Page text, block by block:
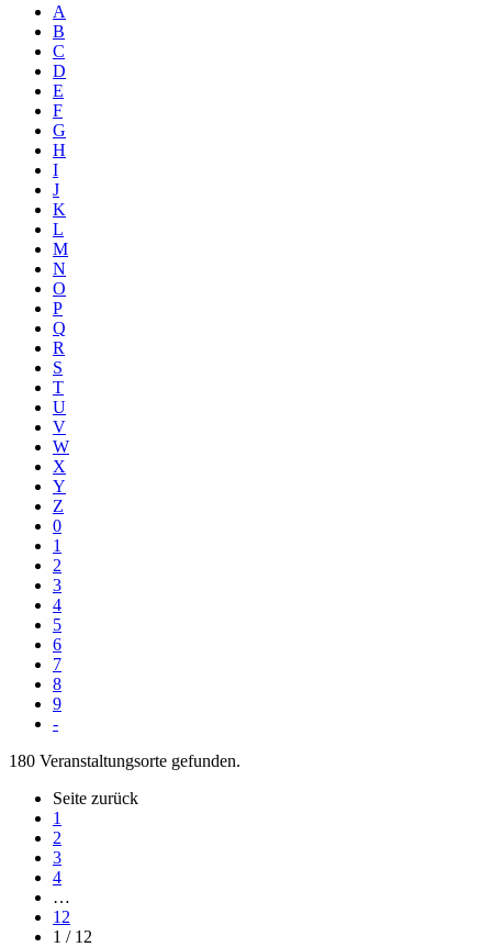
A
B
C
D
E
F
G
H
I
J
K
L
M
N
O
P
Q
R
S
T
U
V
W
X
Y
Z
0
1
2
3
4
5
6
7
8
9
-
180 Veranstaltungsorte gefunden.
Seite zurück
1
2
3
4
…
12
1 / 12